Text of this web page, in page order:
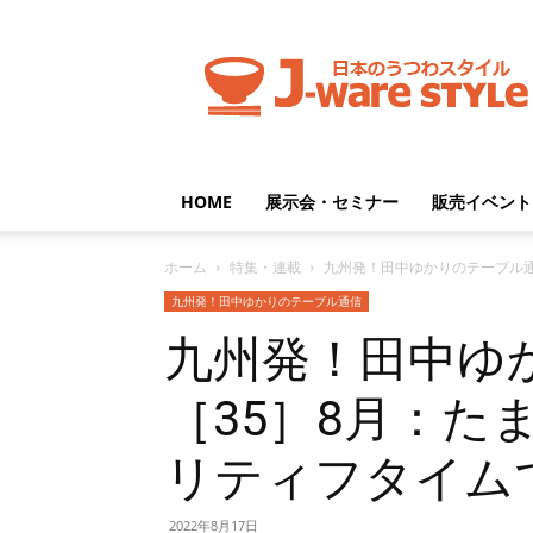
ware
Style
HOME 展示会・セミナー 販売イベント
ホーム 特集・連載 九州発！田中ゆかりのテーブル
九州発！田中ゆかりのテーブル通信
九州発！田中ゆ
［35］8月：た
リティフタイム
2022年8月17日